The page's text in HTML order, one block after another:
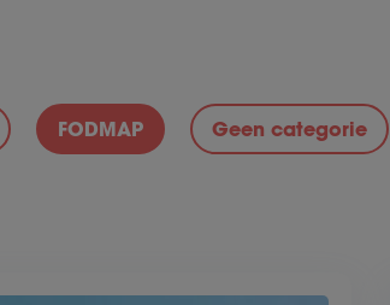
FODMAP Geen categorie